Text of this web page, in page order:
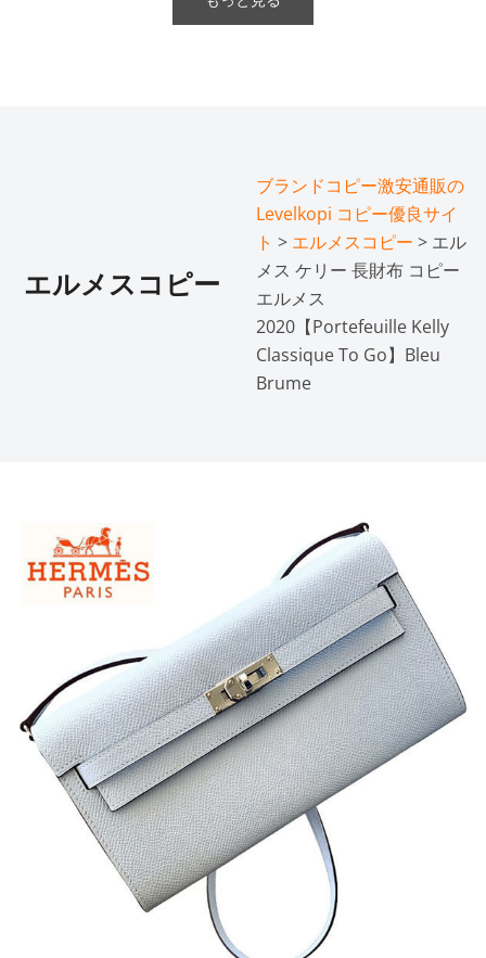
エルメスコピー
ブランドコピー激安通販の
Levelkopi コピー優良サイ
ト > エルメスコピー > エル
メス ケリー 長財布 コピー
エルメス
2020【Portefeuille Kelly
Classique To Go】Bleu
Brume